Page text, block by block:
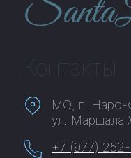
+7 (977)
МО, г. Наро-
ул. Маршала
Контакты